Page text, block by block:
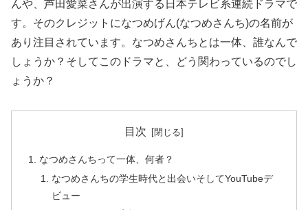
んや、芦田愛菜さんが出演する日本テレビ系連続ドラマで
す。そのクレジットになつめげん(なつめさんち)の名前が
あり注目されています。なつめさんちとは一体、誰なんで
しょうか？そしてこのドラマと、どう関わっているのでし
ょうか？
目次
なつめさんちって一体、何者？
なつめさんちの学生時代と出会いそしてYouTubeデ
ビュー